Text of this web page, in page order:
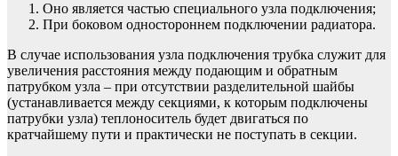
Оно является частью специального узла подключения;
При боковом одностороннем подключении радиатора.
В случае использования узла подключения трубка служит для
увеличения расстояния между подающим и обратным
патрубком узла – при отсутствии разделительной шайбы
(устанавливается между секциями, к которым подключены
патрубки узла) теплоноситель будет двигаться по
кратчайшему пути и практически не поступать в секции.